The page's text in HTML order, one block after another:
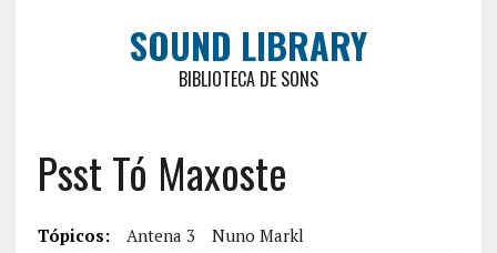
SOUND LIBRARY
BIBLIOTECA DE SONS
Psst Tó Maxoste
Tópicos: Antena 3 Nuno Markl